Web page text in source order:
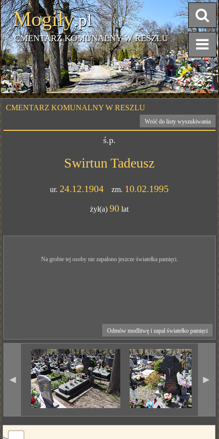
Mogiły.pl
CMENTARZ KOMUNALNY W RESZLU
CMENTARZ KOMUNALNY W RESZLU
Wróć do listy wyszukiwania
ś.p.
Swirtun Tadeusz
ur. 24.12.1904 zm. 10.02.1995
żył(a)90 lat
Na grobie tej osoby nie zapalono jeszcze światełka pamięci.
Odmów modlitwę i zapal światełko pamięci
◄ ►